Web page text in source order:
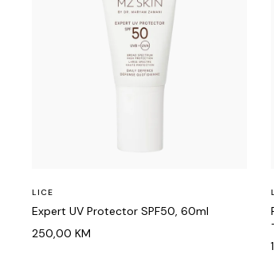
LICE
Expert UV Protector SPF50, 60ml
250,00 KM